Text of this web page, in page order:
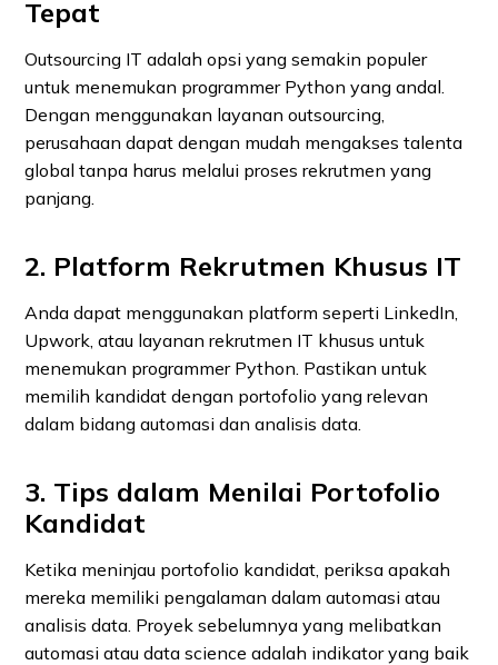
Tepat
Outsourcing IT adalah opsi yang semakin populer
untuk menemukan programmer Python yang andal.
Dengan menggunakan layanan outsourcing,
perusahaan dapat dengan mudah mengakses talenta
global tanpa harus melalui proses rekrutmen yang
panjang.
2. Platform Rekrutmen Khusus IT
Anda dapat menggunakan platform seperti LinkedIn,
Upwork, atau layanan rekrutmen IT khusus untuk
menemukan programmer Python. Pastikan untuk
memilih kandidat dengan portofolio yang relevan
dalam bidang automasi dan analisis data.
3. Tips dalam Menilai Portofolio
Kandidat
Ketika meninjau portofolio kandidat, periksa apakah
mereka memiliki pengalaman dalam automasi atau
analisis data. Proyek sebelumnya yang melibatkan
automasi atau data science adalah indikator yang baik